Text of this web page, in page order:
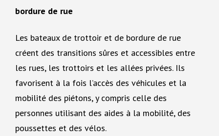
bordure de rue
Les bateaux de trottoir et de bordure de rue
créent des transitions sûres et accessibles entre
les rues, les trottoirs et les allées privées. Ils
favorisent à la fois l’accès des véhicules et la
mobilité des piétons, y compris celle des
personnes utilisant des aides à la mobilité, des
poussettes et des vélos.